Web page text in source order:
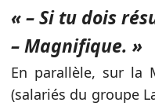
« – Si tu dois
– Magnifique. »
En parallèle, sur la
(salariés du groupe